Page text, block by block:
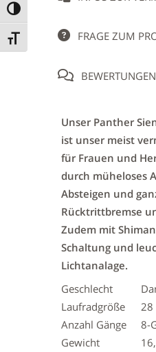
Umschalten auf hohe
Schrift vergrößernFRAGE ZUM
BEWERTUNGEN
Unser Panther
ist unser meist
für Frauen und
durch müheloses
Absteigen und
Rücktrittbremse
Zudem mit
Schaltung und
Lichtanalage.
Geschlecht
Laufradgröße
28
Anzahl Gänge
8-
Gewicht